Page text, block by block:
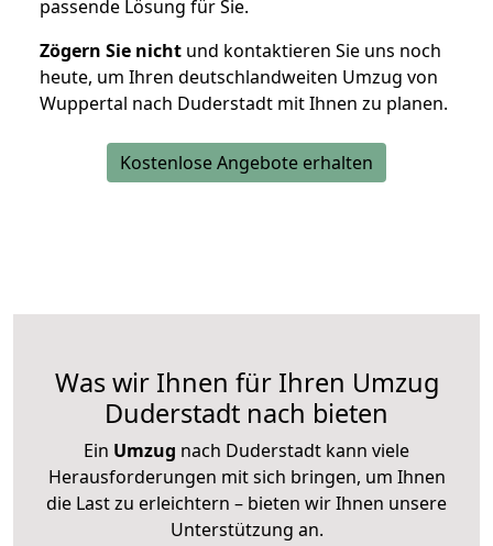
passende Lösung für Sie.
Zögern Sie nicht und kontaktieren Sie uns noch
heute, um Ihren deutschlandweiten Umzug von
Wuppertal nach Duderstadt mit Ihnen zu planen.
Kostenlose Angebote erhalten
Was wir Ihnen für Ihren Umzug
Duderstadt nach bieten
Ein Umzug nach Duderstadt kann viele
Herausforderungen mit sich bringen, um Ihnen
die Last zu erleichtern – bieten wir Ihnen unsere
Unterstützung an.